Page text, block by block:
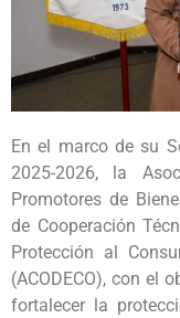
En el marco de su
2025-2026, la
Promotores de
de Cooperación
Protección al
(ACODECO), con el
fortalecer la